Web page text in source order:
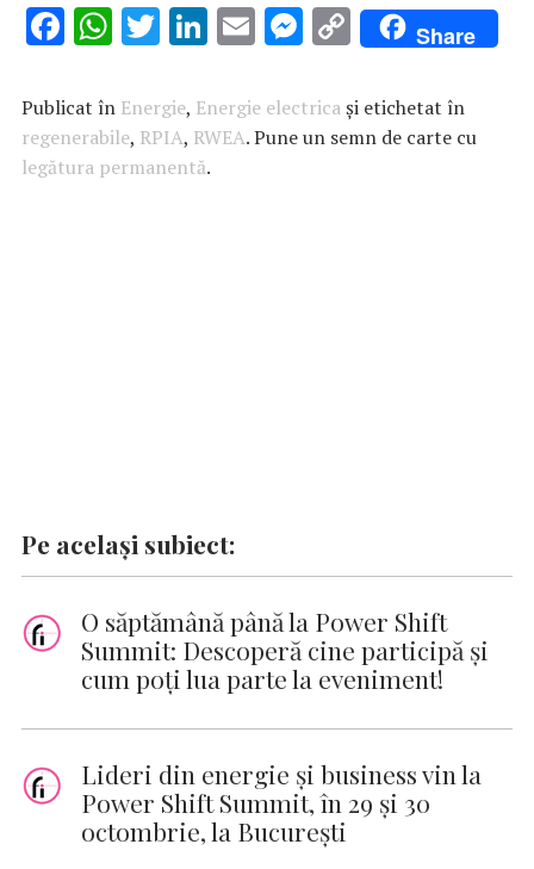
F
e
b
o
W
at
s
A
T
it
te
r
Li
k
e
dI
E
ai
l
M
se
n
C
o
p
y
Share
Publicat în Energie, Energie electricași etichetat în
regenerabile, RPIA, RWEA. Pune un semn de carte cu
legătura permanentă.
Pe același subiect:
O săptămână până la Power Shift
Summit: Descoperă cine participă și
cum poți lua parte la eveniment!
Lideri din energie și business vin la
Power Shift Summit, în 29 și 30
octombrie, la București